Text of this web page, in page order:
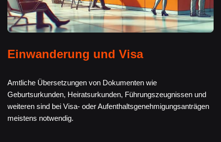
Einwanderung und Visa
Amtliche Übersetzungen von Dokumenten wie
Geburtsurkunden, Heiratsurkunden, Führungszeugnissen und
weiteren sind bei Visa- oder Aufenthaltsgenehmigungsanträgen
meistens notwendig.